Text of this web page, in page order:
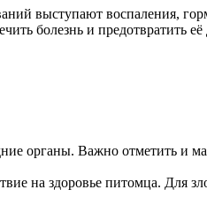
выступают воспаления,
болезнь и предотвратить
органы. Важно отметить и
на здоровье питомца. Для